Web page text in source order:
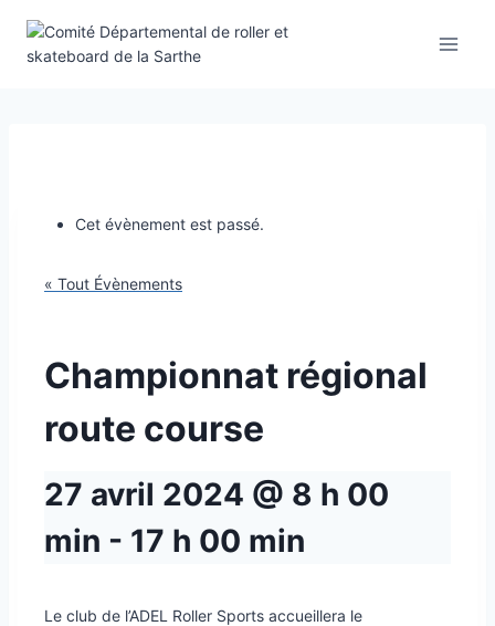
contenu
Cet évènement est passé.
« Tout Évènements
Championnat régional
route course
27 avril 2024 @ 8 h 00
min - 17 h 00 min
Le club de l’ADEL Roller Sports accueillera le